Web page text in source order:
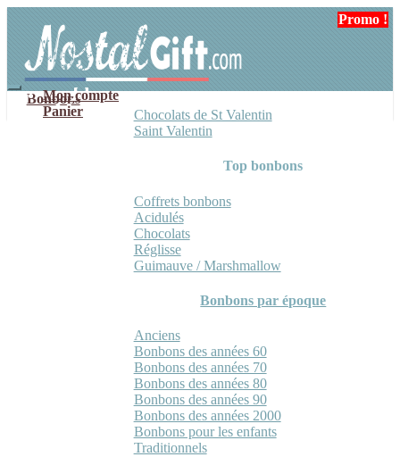
navigation
contenu
Mon compte
Panier
Bonbons
Chocolats de St Valentin
Saint Valentin
Top bonbons
Coffrets bonbons
Acidulés
Chocolats
Réglisse
Guimauve / Marshmallow
Bonbons par époque
Anciens
Bonbons des années 60
Bonbons des années 70
Bonbons des années 80
Bonbons des années 90
Bonbons des années 2000
Bonbons pour les enfants
Traditionnels
Promo !